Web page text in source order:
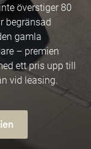
överstiger 80
begränsad
gamla
– premien
ett pris upp till
vid leasing.